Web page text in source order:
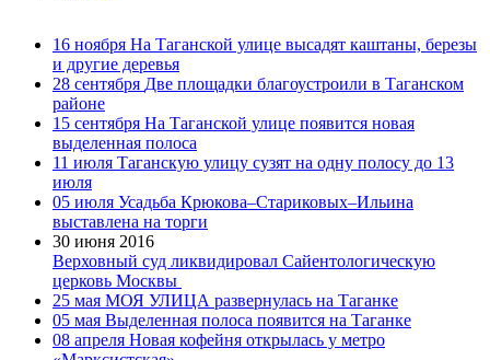
16 ноября На Таганской улице высадят каштаны, березы
и другие деревья
28 сентября Две площадки благоустроили в Таганском
районе
15 сентября На Таганской улице появится новая
выделенная полоса
11 июля Таганскую улицу сузят на одну полосу до 13
июля
05 июля Усадьба Крюкова–Стариковых–Ильина
выставлена на торги
30 июня 2016
Верховный суд ликвидировал Сайентологическую
церковь Москвы
25 мая МОЯ УЛИЦА развернулась на Таганке
05 мая Выделенная полоса появится на Таганке
08 апреля Новая кофейня открылась у метро